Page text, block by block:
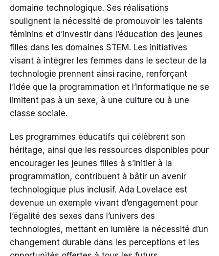
domaine technologique. Ses réalisations
soulignent la nécessité de promouvoir les talents
féminins et d’investir dans l’éducation des jeunes
filles dans les domaines STEM. Les initiatives
visant à intégrer les femmes dans le secteur de la
technologie prennent ainsi racine, renforçant
l’idée que la programmation et l’informatique ne se
limitent pas à un sexe, à une culture ou à une
classe sociale.
Les programmes éducatifs qui célèbrent son
héritage, ainsi que les ressources disponibles pour
encourager les jeunes filles à s’initier à la
programmation, contribuent à bâtir un avenir
technologique plus inclusif. Ada Lovelace est
devenue un exemple vivant d’engagement pour
l’égalité des sexes dans l’univers des
technologies, mettant en lumière la nécessité d’un
changement durable dans les perceptions et les